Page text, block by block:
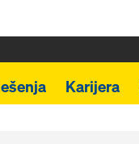
Karijera